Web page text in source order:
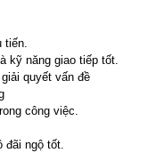
kỹ năng giao tiếp tốt.
quyết vấn đề
công việc.
ngộ tốt.